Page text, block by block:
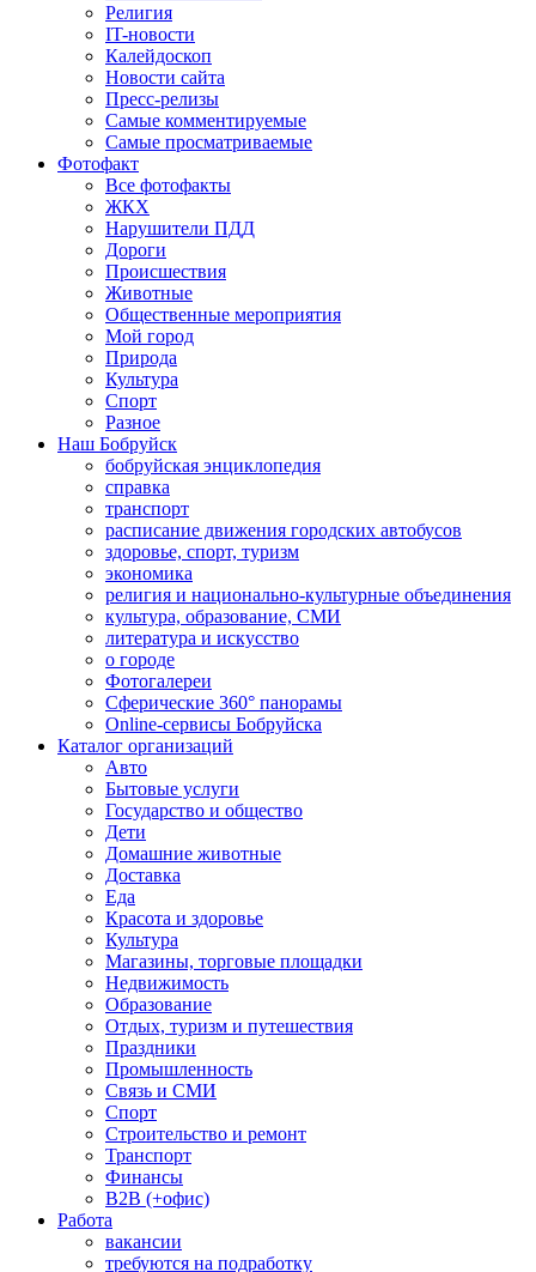
Религия
IT-новости
Калейдоскоп
Новости сайта
Пресс-релизы
Самые комментируемые
Самые просматриваемые
Фотофакт
Все фотофакты
ЖКХ
Нарушители ПДД
Дороги
Происшествия
Животные
Общественные мероприятия
Мой город
Природа
Культура
Спорт
Разное
Наш Бобруйск
бобруйская энциклопедия
справка
транспорт
расписание движения городских автобусов
здоровье, спорт, туризм
экономика
религия и национально-культурные объединения
культура, образование, СМИ
литература и искусство
о городе
Фотогалереи
Сферические 360° панорамы
Online-сервисы Бобруйска
Каталог организаций
Авто
Бытовые услуги
Государство и общество
Дети
Домашние животные
Доставка
Еда
Красота и здоровье
Культура
Магазины, торговые площадки
Недвижимость
Образование
Отдых, туризм и путешествия
Праздники
Промышленность
Связь и СМИ
Спорт
Строительство и ремонт
Транспорт
Финансы
B2B (+офис)
Работа
вакансии
требуются на подработку